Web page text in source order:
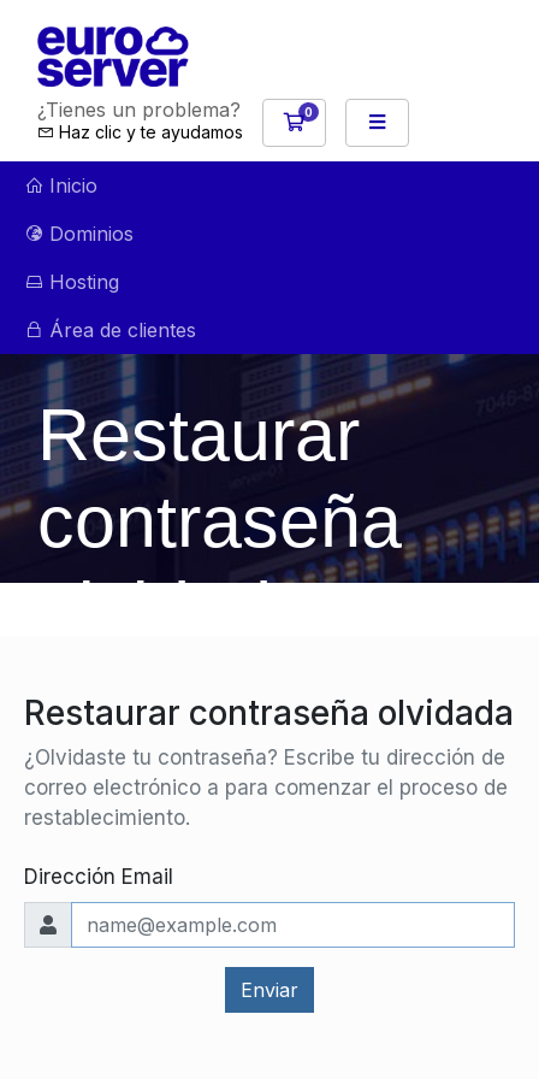
¿Tienes un problema?
Haz clic y te ayudamos
0
Carro de Pedidos
Inicio
Dominios
Hosting
Área de clientes
Restaurar
contraseña
olvidada
Restaurar contraseña olvidada
¿Olvidaste tu contraseña? Escribe tu dirección de
correo electrónico a para comenzar el proceso de
restablecimiento.
Dirección Email
Enviar